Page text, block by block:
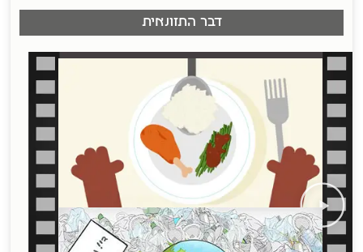
דבר התזונאית